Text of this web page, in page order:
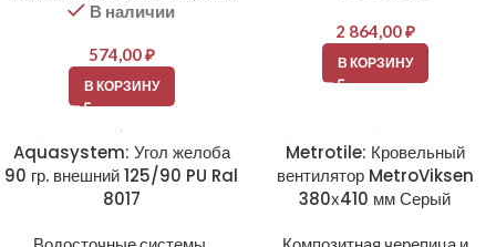
В наличии
574,00₽
В КОРЗИНУ
2 864,00₽
В КОРЗИНУ
Aquasystem: Угол желоба
90 гр. внешний 125/90 PU Ral
8017
Metrotile: Кровельный
вентилятор MetroViksen
380х410 мм Серый